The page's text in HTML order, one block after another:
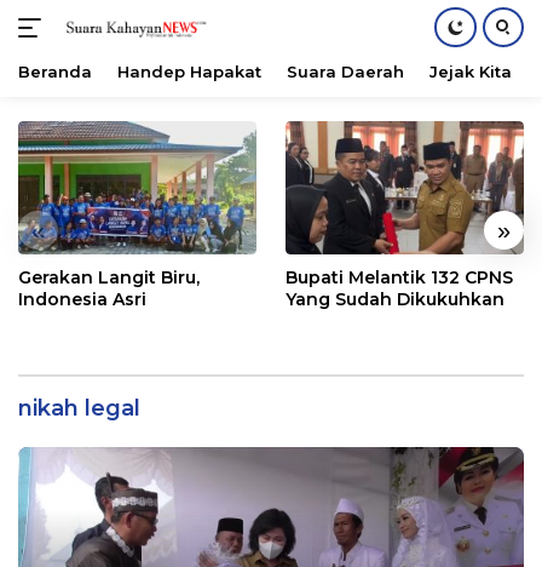
konten
Beranda Handep Hapakat Suara Daerah Jejak Kita
« »
Gerakan Langit Biru,
Indonesia Asri
Bupati Melantik 132 CPNS
Yang Sudah Dikukuhkan
nikah legal